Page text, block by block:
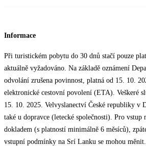
Informace
Při turistickém pobytu do 30 dnů stačí pouze
aktuálně vyžadováno. Na základě oznámení
odvolání zrušena povinnost, platná od 15. 10.
elektronické cestovní povolení (ETA). Veškeré
15. 10. 2025. Velvyslanectví České republiky v
také u dopravce (letecké společnosti). Pro
dokladem (s platností minimálně 6 měsíců),
vstupní podmínky na Srí Lanku se mohou